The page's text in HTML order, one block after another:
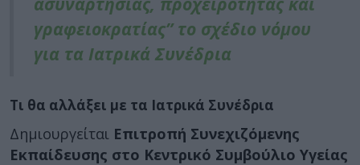
γραφειοκρατίας” το σχέδιο νόμου
για τα Ιατρικά Συνέδρια
Τι θα αλλάξει με τα Ιατρικά Συνέδρια
Δημιουργείται Επιτροπή Συνεχιζόμενης
Εκπαίδευσης στο Κεντρικό Συμβούλιο Υγείας